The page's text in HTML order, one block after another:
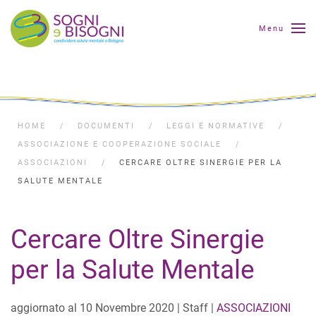
Menu
HOME DOCUMENTI
LEGGI E NORMATIVE
ASSOCIAZIONE E COOPERAZIONE SOCIALE
ASSOCIAZIONI
CERCARE OLTRE SINERGIE PER LA
SALUTE MENTALE
Cercare Oltre Sinergie
per la Salute Mentale
aggiornato al 10 Novembre 2020 | Staff | ASSOCIAZIONI